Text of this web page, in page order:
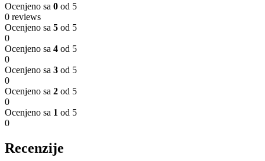
Ocenjeno sa 0 od 5
0 reviews
Ocenjeno sa 5 od 5
0
Ocenjeno sa 4 od 5
0
Ocenjeno sa 3 od 5
0
Ocenjeno sa 2 od 5
0
Ocenjeno sa 1 od 5
0
Recenzije